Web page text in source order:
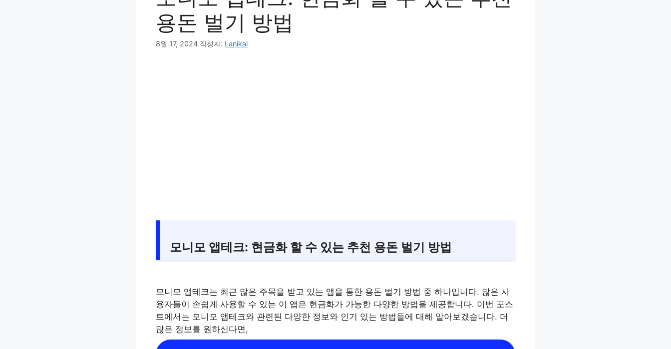
용돈 벌기 방법
8월 17, 2024 작성자: Lanikai
모니모 앱테크: 현금화 할 수 있는 추천 용돈 벌기 방법
모니모 앱테크는 최근 많은 주목을 받고 있는 앱을 통한 용돈 벌기 방법 중 하나입니다. 많은 사
용자들이 손쉽게 사용할 수 있는 이 앱은 현금화가 가능한 다양한 방법을 제공합니다. 이번 포스
트에서는 모니모 앱테크와 관련된 다양한 정보와 인기 있는 방법들에 대해 알아보겠습니다. 더
많은 정보를 원하신다면,